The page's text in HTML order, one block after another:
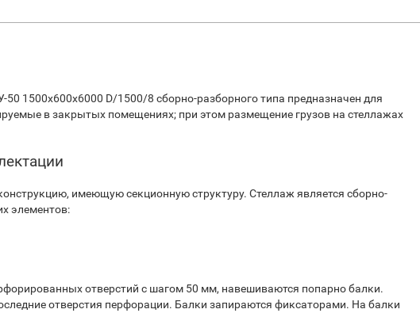
1500х600х6000 D/1500/8 сборно-разборного типа предназначен для
в закрытых помещениях; при этом размещение грузов на стеллажах
имеющую секционную структуру. Стеллаж является сборно-
элементов:
отверстий с шагом 50 мм, навешиваются попарно балки.
отверстия перфорации. Балки запираются фиксаторами. На балки